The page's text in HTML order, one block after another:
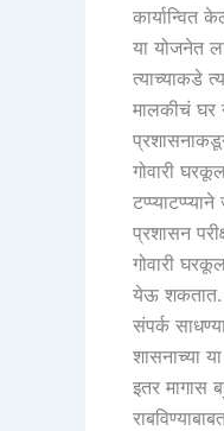
कार्यान्वित
या योजनेत
त्याच्याकडे
मालकीचं घर
गोवारी
प्रशासन
गोवारी
येऊ शकतात.
संपर्क
शासनाच्या
इतर मागास